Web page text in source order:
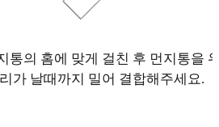
통의 홈에 맞게 걸친 후 먼지통을
가 날때까지 밀어 결합해주세요.